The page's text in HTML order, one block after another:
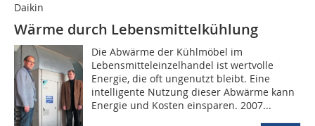
Daikin
Wärme durch Lebensmittelkühlung
Die Abwärme der Kühlmöbel im
Lebensmitteleinzelhandel ist wertvolle
Energie, die oft ungenutzt bleibt. Eine
intelligente Nutzung dieser Abwärme kann
Energie und Kosten einsparen. 2007...